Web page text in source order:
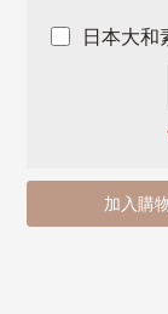
日本大和
加入購